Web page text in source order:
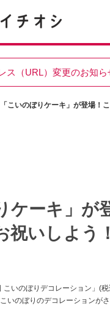
ス（URL）変更のお知ら
こいのぼりケーキ」が登場！
ケーキ」が
いしよう！
いのぼりデコレーション」(税
いのぼりのデコレーションが